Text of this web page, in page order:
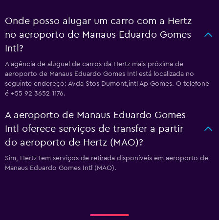
Onde posso alugar um carro com a Hertz
no aeroporto de Manaus Eduardo Gomes
Intl?
A agência de aluguel de carros da Hertz mais próxima de
aeroporto de Manaus Eduardo Gomes Intl está localizada no
seguinte endereço: Avda Stos Dumont,intl Ap Gomes. O telefone
é +55 92 3652 1176.
A aeroporto de Manaus Eduardo Gomes
Intl oferece serviços de transfer a partir
do aeroporto de Hertz (MAO)?
Sim, Hertz tem serviços de retirada disponíveis em aeroporto de
Manaus Eduardo Gomes Intl (MAO).